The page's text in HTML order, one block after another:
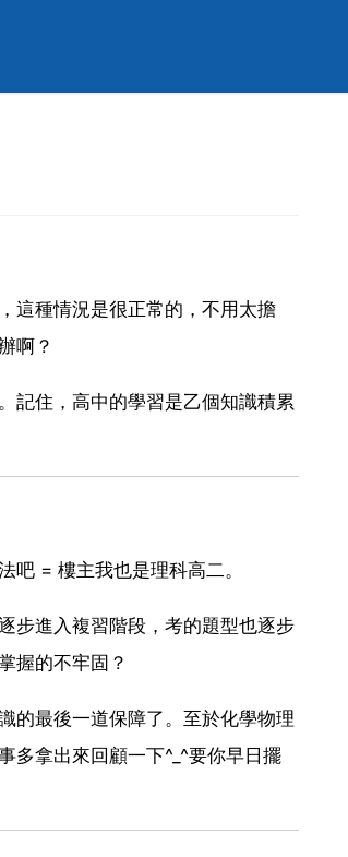
這種情況是很正常的，不用太擔
啊？
記住，高中的學習是乙個知識積累
吧 = 樓主我也是理科高二。
步進入複習階段，考的題型也逐步
握的不牢固？
的最後一道保障了。至於化學物理
多拿出來回顧一下^_^要你早日擺